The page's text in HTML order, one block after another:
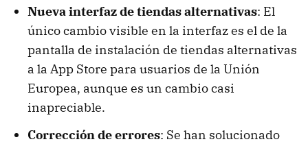
Nueva interfaz de tiendas alternativas: El
único cambio visible en la interfaz es el de la
pantalla de instalación de tiendas alternativas
a la App Store para usuarios de la Unión
Europea, aunque es un cambio casi
inapreciable.
Corrección de errores: Se han solucionado